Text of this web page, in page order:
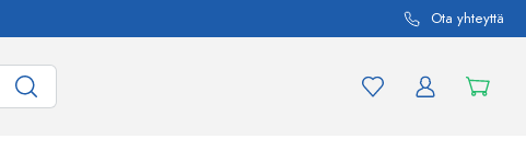
Ota yhteyttä